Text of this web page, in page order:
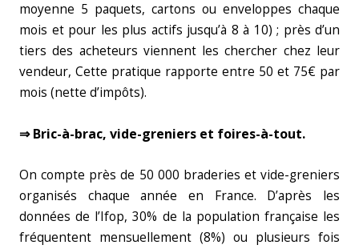
moyenne 5 paquets, cartons ou enveloppes chaque
mois et pour les plus actifs jusqu’à 8 à 10) ; près d’un
tiers des acheteurs viennent les chercher chez leur
vendeur, Cette pratique rapporte entre 50 et 75€ par
mois (nette d’impôts).
⇒ Bric-à-brac, vide-greniers et foires-à-tout.
On compte près de 50 000 braderies et vide-greniers
organisés chaque année en France. D’après les
données de l’Ifop, 30% de la population française les
fréquentent mensuellement (8%) ou plusieurs fois